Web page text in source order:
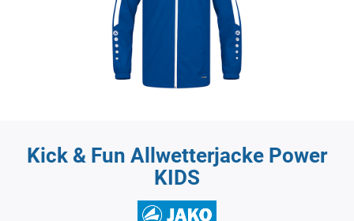
Kick & Fun Allwetterjacke Power
KIDS